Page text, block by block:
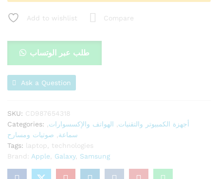
عالية
لسماع
الموسيقى
4
quantity
Add to wishlist Compare
طلب عبر الوتساب
Ask a Question
SKU: CD987654318
Categories:
أجهزة الكمبيوتر والتقنيات الهواتف والإكسسوارات
سماعة
صوتيات ومسارح
Tags:
laptop
technologies
Brand: Apple Galaxy, Samsung